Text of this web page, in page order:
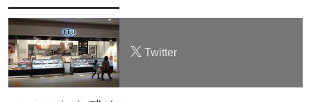
Twitter